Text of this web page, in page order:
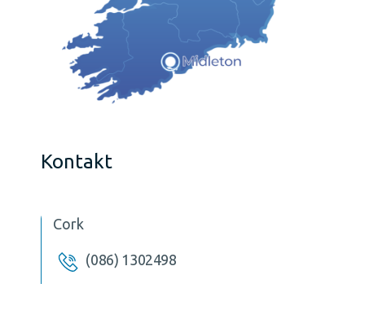
Kontakt
Cork
(086) 1302498